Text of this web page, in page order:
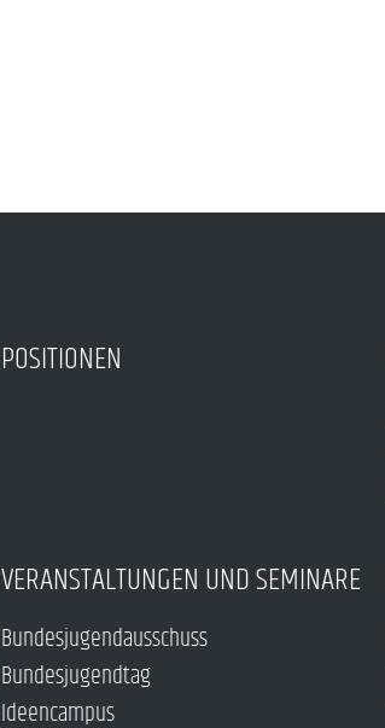
POSITIONEN
VERANSTALTUNGEN UND SEMINARE
Bundesjugendausschuss
Bundesjugendtag
Ideencampus